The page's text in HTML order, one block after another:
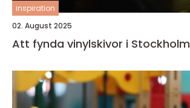
inspiration
02. August 2025
Att fynda vinylskivor i Stockholm